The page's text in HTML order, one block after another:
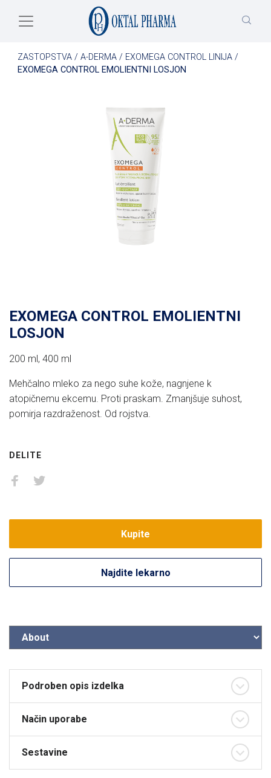
ZASTOPSTVA /A-DERMA / EXOMEGA CONTROL LINIJA /
EXOMEGA CONTROL EMOLIENTNI LOSJON
EXOMEGA CONTROL EMOLIENTNI
LOSJON
200 ml, 400 ml
Mehčalno mleko za nego suhe kože, nagnjene k
atopičnemu ekcemu. Proti praskam. Zmanjšuje suhost,
pomirja razdraženost. Od rojstva.
Kupite
Najdite lekarno
DELITE
Podroben opis izdelka
Način uporabe
Sestavine